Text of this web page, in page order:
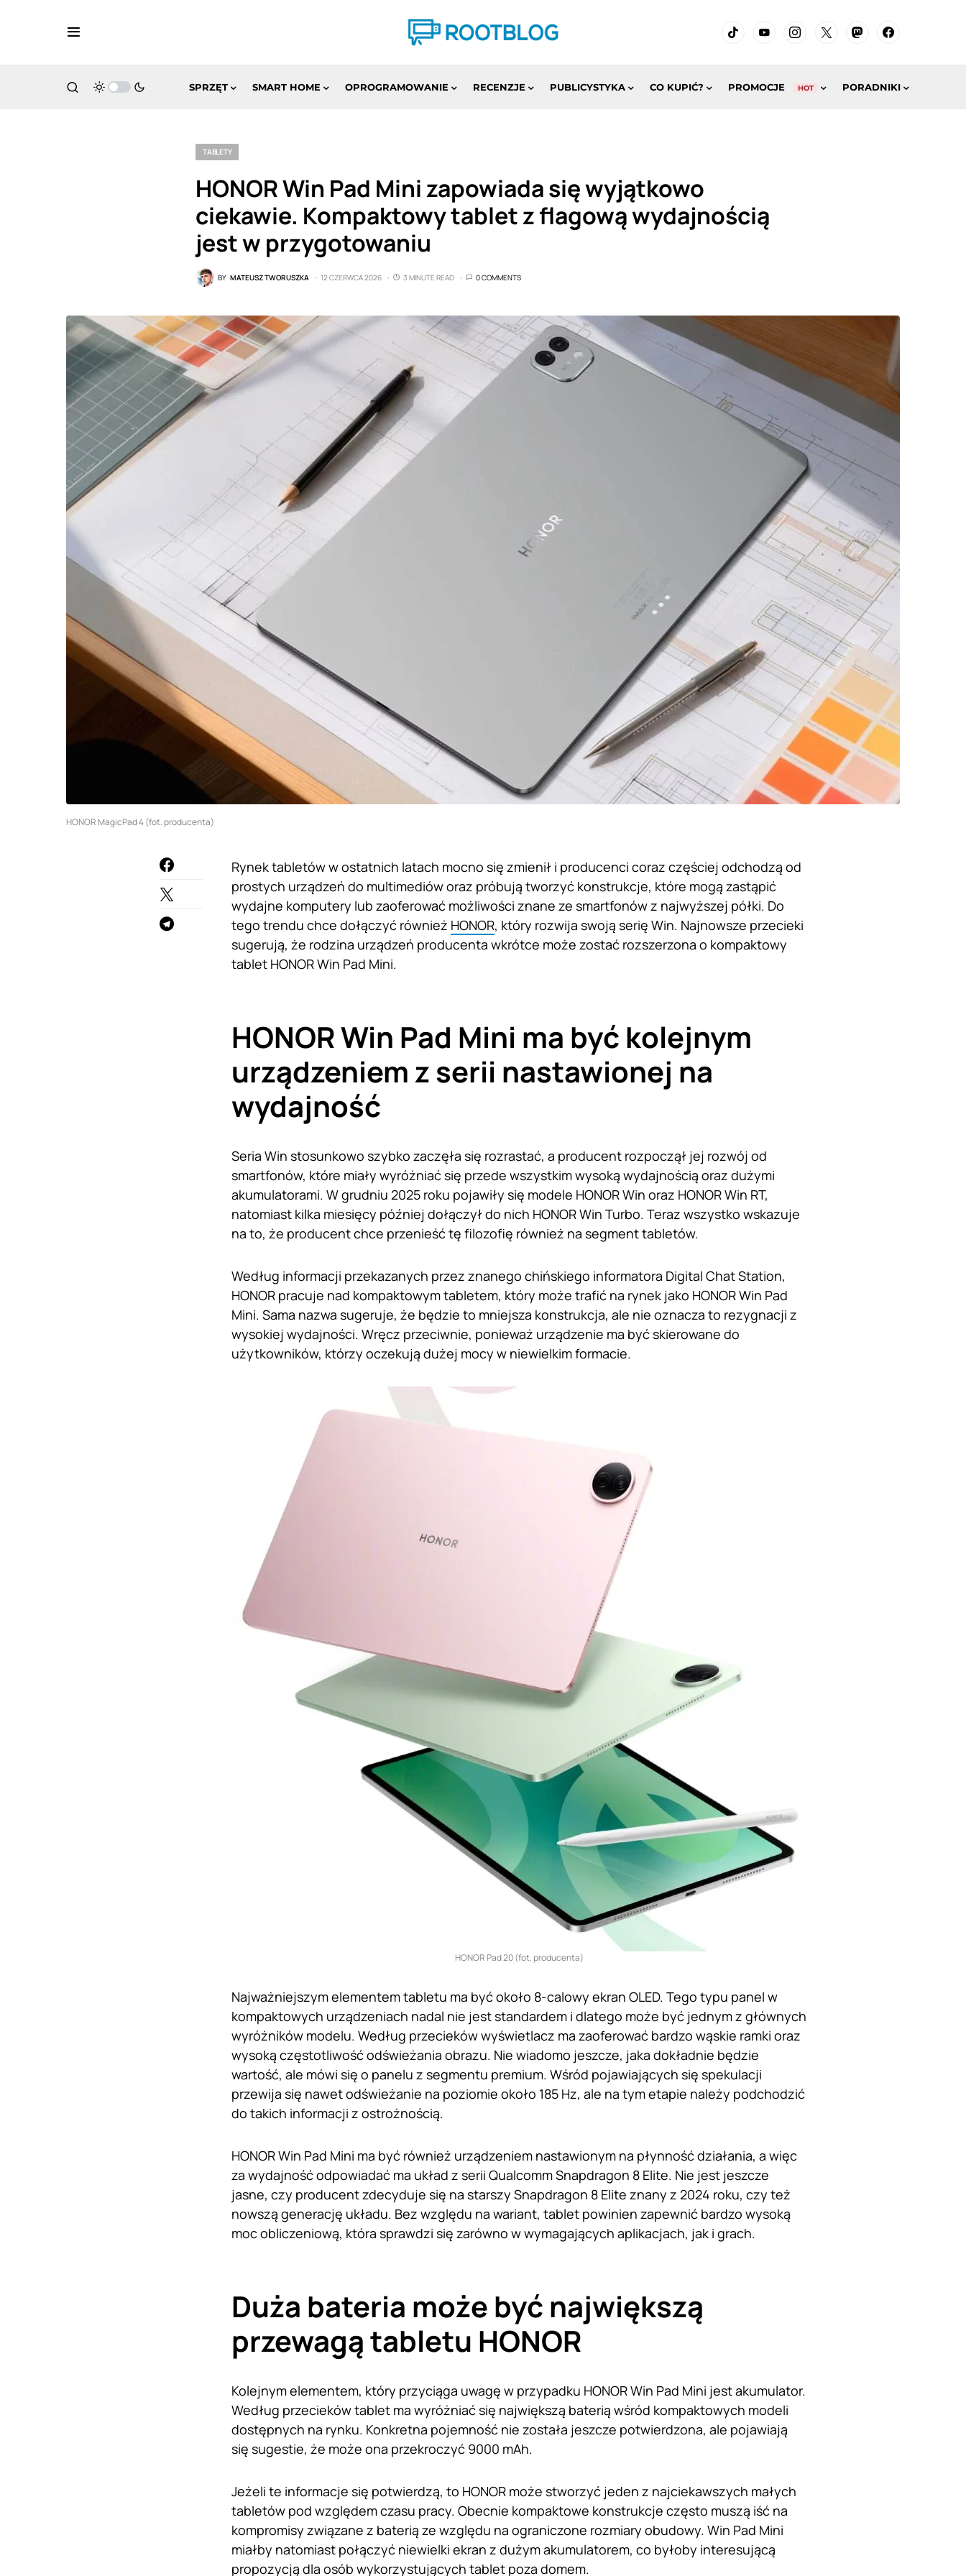
SPRZĘT SMART HOME OPROGRAMOWANIE RECENZJE PUBLICYSTYKA CO KUPIĆ? PROMOCJE HOT PORADNIKI
TABLETY
HONOR Win Pad Mini zapowiada się wyjątkowo
ciekawie. Kompaktowy tablet z flagową wydajnością
jest w przygotowaniu
BY MATEUSZ TWORUSZKA 12 CZERWCA 2026 3 MINUTE READ 0 COMMENTS
HONOR MagicPad 4 (fot. producenta)
Rynek tabletów w ostatnich latach mocno się zmienił i producenci coraz częściej odchodzą od
prostych urządzeń do multimediów oraz próbują tworzyć konstrukcje, które mogą zastąpić
wydajne komputery lub zaoferować możliwości znane ze smartfonów z najwyższej półki. Do
tego trendu chce dołączyć również HONOR, który rozwija swoją serię Win. Najnowsze przecieki
sugerują, że rodzina urządzeń producenta wkrótce może zostać rozszerzona o kompaktowy
tablet HONOR Win Pad Mini.
HONOR Win Pad Mini ma być kolejnym
urządzeniem z serii nastawionej na
wydajność
Seria Win stosunkowo szybko zaczęła się rozrastać, a producent rozpoczął jej rozwój od
smartfonów, które miały wyróżniać się przede wszystkim wysoką wydajnością oraz dużymi
akumulatorami. W grudniu 2025 roku pojawiły się modele HONOR Win oraz HONOR Win RT,
natomiast kilka miesięcy później dołączył do nich HONOR Win Turbo. Teraz wszystko wskazuje
na to, że producent chce przenieść tę filozofię również na segment tabletów.
Według informacji przekazanych przez znanego chińskiego informatora Digital Chat Station,
HONOR pracuje nad kompaktowym tabletem, który może trafić na rynek jako HONOR Win Pad
Mini. Sama nazwa sugeruje, że będzie to mniejsza konstrukcja, ale nie oznacza to rezygnacji z
wysokiej wydajności. Wręcz przeciwnie, ponieważ urządzenie ma być skierowane do
użytkowników, którzy oczekują dużej mocy w niewielkim formacie.
HONOR Pad 20 (fot. producenta)
Najważniejszym elementem tabletu ma być około 8-calowy ekran OLED. Tego typu panel w
kompaktowych urządzeniach nadal nie jest standardem i dlatego może być jednym z głównych
wyróżników modelu. Według przecieków wyświetlacz ma zaoferować bardzo wąskie ramki oraz
wysoką częstotliwość odświeżania obrazu. Nie wiadomo jeszcze, jaka dokładnie będzie
wartość, ale mówi się o panelu z segmentu premium. Wśród pojawiających się spekulacji
przewija się nawet odświeżanie na poziomie około 185 Hz, ale na tym etapie należy podchodzić
do takich informacji z ostrożnością.
HONOR Win Pad Mini ma być również urządzeniem nastawionym na płynność działania, a więc
za wydajność odpowiadać ma układ z serii Qualcomm Snapdragon 8 Elite. Nie jest jeszcze
jasne, czy producent zdecyduje się na starszy Snapdragon 8 Elite znany z 2024 roku, czy też
nowszą generację układu. Bez względu na wariant, tablet powinien zapewnić bardzo wysoką
moc obliczeniową, która sprawdzi się zarówno w wymagających aplikacjach, jak i grach.
Duża bateria może być największą
przewagą tabletu HONOR
Kolejnym elementem, który przyciąga uwagę w przypadku HONOR Win Pad Mini jest akumulator.
Według przecieków tablet ma wyróżniać się największą baterią wśród kompaktowych modeli
dostępnych na rynku. Konkretna pojemność nie została jeszcze potwierdzona, ale pojawiają
się sugestie, że może ona przekroczyć 9000 mAh.
Jeżeli te informacje się potwierdzą, to HONOR może stworzyć jeden z najciekawszych małych
tabletów pod względem czasu pracy. Obecnie kompaktowe konstrukcje często muszą iść na
kompromisy związane z baterią ze względu na ograniczone rozmiary obudowy. Win Pad Mini
miałby natomiast połączyć niewielki ekran z dużym akumulatorem, co byłoby interesującą
propozycją dla osób wykorzystujących tablet poza domem.